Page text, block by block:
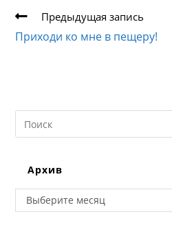
Еще
статьи
Предыдущая запись
Приходи ко мне в пещеру!
Search
this
Архив
Архив
Выберите месяц